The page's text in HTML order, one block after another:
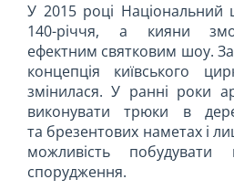
У 2015 році Національний
140-річчя, а кияни
ефектним святковим шоу. За
концепція київського
змінилася. У ранні роки
виконувати трюки в
та брезентових наметах і
можливість побудувати
спорудження.